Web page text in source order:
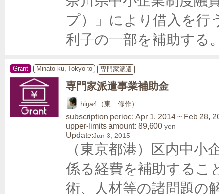
プ）」により借入を行
利子の一部を補助する
Grant Minato-ku, Tokyo-to 専門家派遣
専門家派遣事業補助金
higa4（東 修作）
subscription period: Apr 1, 2014 ~ Feb 28,
upper-limits amount: 89,600 yen
Update:Jan 3, 2015
（東京都港）区内中
係る経費を補助するこ
術、人材等の諸問題の